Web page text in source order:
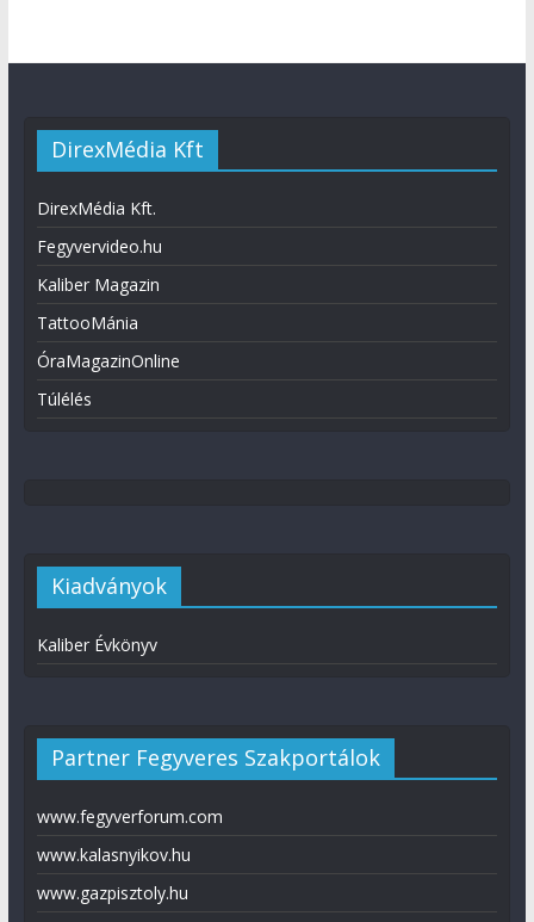
DirexMédia Kft
DirexMédia Kft.
Fegyvervideo.hu
Kaliber Magazin
TattooMánia
ÓraMagazinOnline
Túlélés
Kiadványok
Kaliber Évkönyv
Partner Fegyveres Szakportálok
www.fegyverforum.com
www.kalasnyikov.hu
www.gazpisztoly.hu